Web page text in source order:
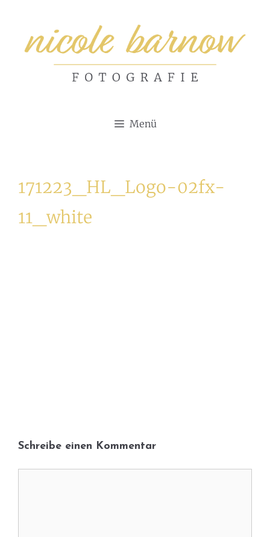
springen
Menü
171223_HL_Logo-02fx-
11_white
Schreibe einen Kommentar